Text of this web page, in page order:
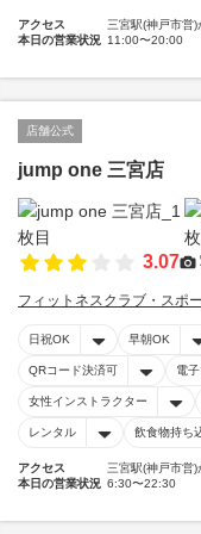
アクセス
三宮駅(神戸市営)
本日の営業状況 11:00〜20:00
店舗公式
jump one 三宮店
3.07
フィットネスクラブ・スポ
日祝OK 早朝OK
QRコード決済可 電
女性インストラクター
レンタル 飲食物持ち
アクセス
三宮駅(神戸市営)
本日の営業状況 6:30〜22:30